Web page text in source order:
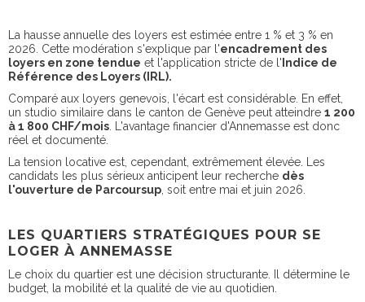
La hausse annuelle des loyers est estimée entre 1 % et 3 % en
2026. Cette modération s'explique par l'encadrement des
loyers en zone tendue et l'application stricte de l' Indice de
Référence des Loyers (IRL).
Comparé aux loyers genevois, l'écart est considérable. En effet,
un studio similaire dans le canton de Genève peut atteindre 1 200
à 1 800 CHF/mois . L'avantage financier d'Annemasse est donc
réel et documenté.
La tension locative est, cependant, extrêmement élevée. Les
candidats les plus sérieux anticipent leur recherche dès
l'ouverture de Parcoursup , soit entre mai et juin 2026.
LES QUARTIERS STRATÉGIQUES POUR SE
LOGER À ANNEMASSE
Le choix du quartier est une décision structurante. Il détermine le
budget, la mobilité et la qualité de vie au quotidien.